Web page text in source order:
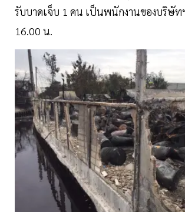
รับบาดเจ็บ 1 คน เป็นพนักงานของบริษัท
16.00 น.